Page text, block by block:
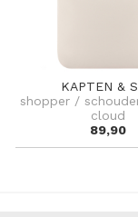
KAPTEN &
shopper /
cloud
89,90